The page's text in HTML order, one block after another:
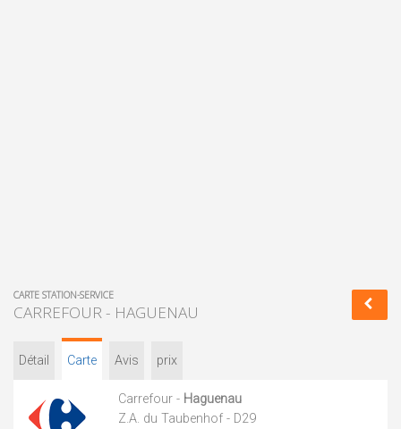
CARTE STATION-SERVICE
CARREFOUR - HAGUENAU
Détail Carte Avis prix
Carrefour - Haguenau
Z.A. du Taubenhof - D29